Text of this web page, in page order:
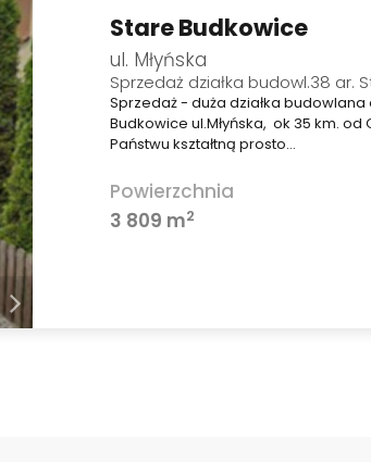
Stare Budkowice
ul. Młyńska
Sprzedaż działka budowl.38 ar.
Sprzedaż - duża działka budowlana
Budkowice ul.Młyńska, ok 35 km.
Państwu kształtną prosto…
Powierzchnia
3 809 m2